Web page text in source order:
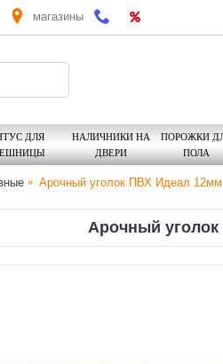
магазины
ДЛЯ
НАЛИЧНИКИ НА
ДВЕРИ
ПОРОЖКИ
ПОЛА
Арочный уголок ПВХ Идеал
Арочный